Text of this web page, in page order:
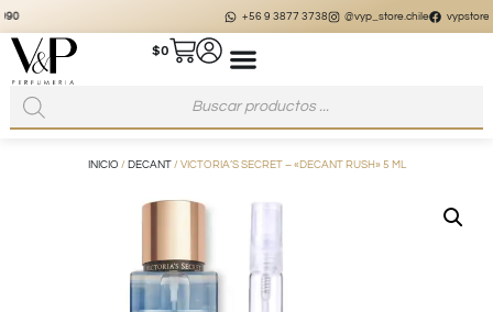
@vyp_store.chile vypstore.cl
$0
INICIO / DECANT/ VICTORIA’S SECRET – «DECANT RUSH» 5 ML